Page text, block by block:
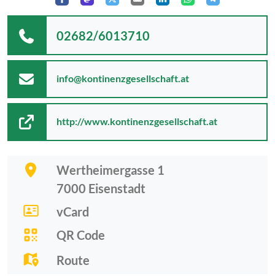
Wertheimergasse 1
7000 Eisenstadt
vCard
QR Code
Route
02682/6013710
info@kontinenzgesellschaft.at
http://www.kontinenzgesellschaft.at